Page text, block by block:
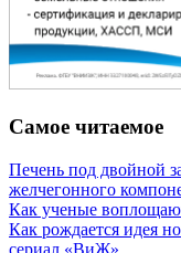
Самое читаемое
Печень под двойной
желчегонного
Как ученые
Как рождается идея
сериал «ВиЖ»